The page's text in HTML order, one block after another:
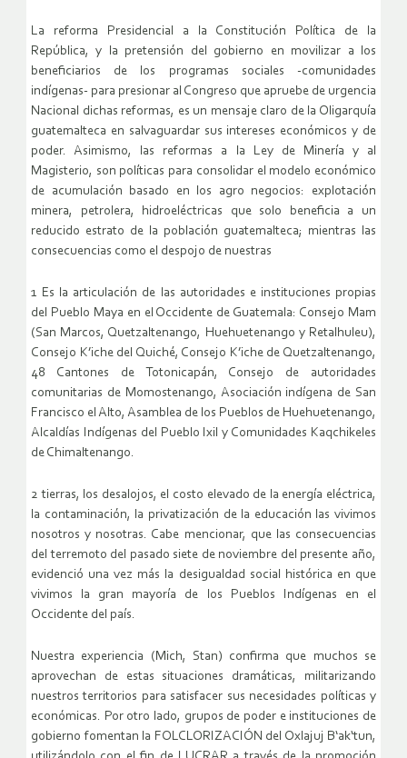
La reforma Presidencial a la Constitución Política de la
República, y la pretensión del gobierno en movilizar a los
beneficiarios de los programas sociales -comunidades
indígenas- para presionar al Congreso que apruebe de urgencia
Nacional dichas reformas, es un mensaje claro de la Oligarquía
guatemalteca en salvaguardar sus intereses económicos y de
poder. Asimismo, las reformas a la Ley de Minería y al
Magisterio, son políticas para consolidar el modelo económico
de acumulación basado en los agro negocios: explotación
minera, petrolera, hidroeléctricas que solo beneficia a un
reducido estrato de la población guatemalteca; mientras las
consecuencias como el despojo de nuestras
1 Es la articulación de las autoridades e instituciones propias
del Pueblo Maya en el Occidente de Guatemala: Consejo Mam
(San Marcos, Quetzaltenango, Huehuetenango y Retalhuleu),
Consejo K’iche del Quiché, Consejo K’iche de Quetzaltenango,
48 Cantones de Totonicapán, Consejo de autoridades
comunitarias de Momostenango, Asociación indígena de San
Francisco el Alto, Asamblea de los Pueblos de Huehuetenango,
Alcaldías Indígenas del Pueblo Ixil y Comunidades Kaqchikeles
de Chimaltenango.
2 tierras, los desalojos, el costo elevado de la energía eléctrica,
la contaminación, la privatización de la educación las vivimos
nosotros y nosotras. Cabe mencionar, que las consecuencias
del terremoto del pasado siete de noviembre del presente año,
evidenció una vez más la desigualdad social histórica en que
vivimos la gran mayoría de los Pueblos Indígenas en el
Occidente del país.
Nuestra experiencia (Mich, Stan) confirma que muchos se
aprovechan de estas situaciones dramáticas, militarizando
nuestros territorios para satisfacer sus necesidades políticas y
económicas. Por otro lado, grupos de poder e instituciones de
gobierno fomentan la FOLCLORIZACIÓN del Oxlajuj B‘ak‘tun,